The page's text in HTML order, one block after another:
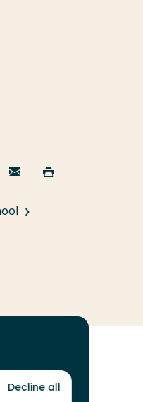
Deel
op
Facebook
Email
deze deze
Decline all